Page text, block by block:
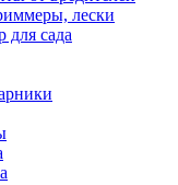
лески
для сада